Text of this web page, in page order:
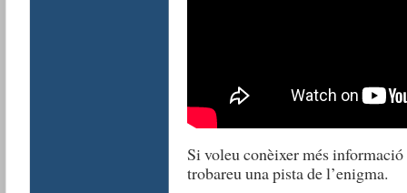
Si voleu conèixer més
trobareu una pista de l’enigma.